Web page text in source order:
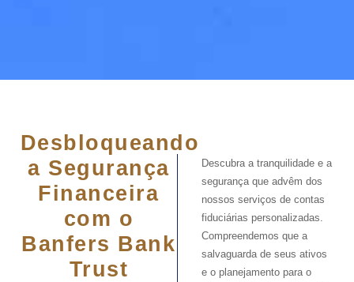
Desbloqueando
a Segurança
Financeira
com o
Banfers Bank
Trust
Descubra a tranquilidade e a
segurança que advêm dos
nossos serviços de contas
fiduciárias personalizadas.
Compreendemos que a
salvaguarda de seus ativos
e o planejamento para o